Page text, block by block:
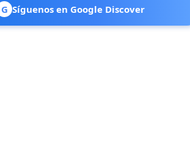
G Síguenos en Google Discover